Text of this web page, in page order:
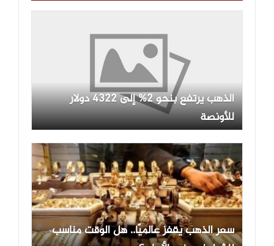
الذهب يرتفع بنحو 2% إلى 4322 دولار
للأونصة
سعر الذهب يقفز عالميًا.. هل الوقت مناسب